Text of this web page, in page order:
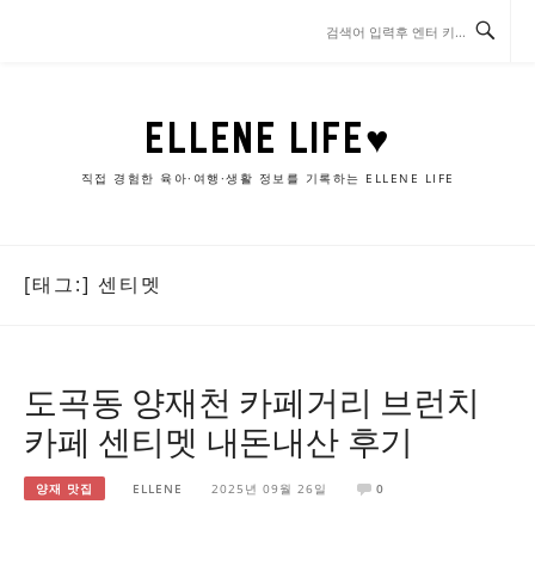
ELLENE LIFE♥
직접 경험한 육아·여행·생활 정보를 기록하는 ELLENE LIFE
[태그:] 센티멧
도곡동 양재천 카페거리 브런치
카페 센티멧 내돈내산 후기
양재 맛집 ELLENE 2025년 09월 26일 0